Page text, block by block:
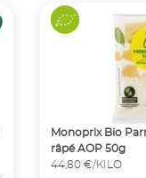
Monoprix Bio
râpé AOP 50g
44,80 €/KILO